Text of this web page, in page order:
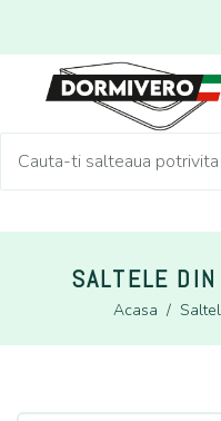
SALTELE DIN
Acasa /